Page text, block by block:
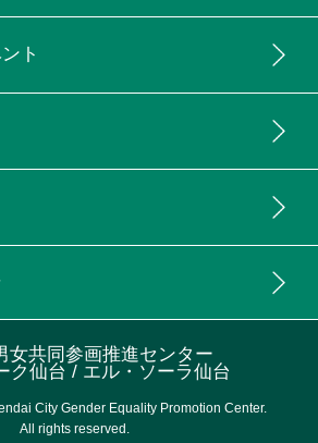
ト
女共同参画推進センター
ク仙台 / エル・ソーラ仙台
City Gender Equality Promotion Center.
All rights reserved.